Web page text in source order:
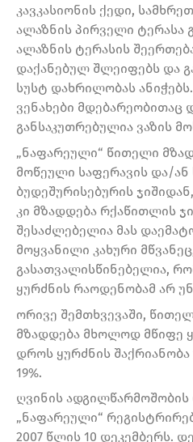
კავკასიონის ქედი,
ალაზნის პირველი ტერასა
ალაზნის ტერასის
დაქანებულ შლეიფებს და
სუსტ დახრილობას
ვენახები მდებარეობითაც
განსაკუთრებულია ვაზის
„ნაფარეული“ წითელი
მოწეული საფერავის და/ან
ბუდეშურისებურის
კი მზადდება რქაწითლის
შესაძლებელია მას
მოყვანილი კახური
გასათვალისწინებელია,
ყურძნის რაოდენობამ არ
ორივე შემთხვევაში,
მზადდება მხოლოდ მწიფე
დროს ყურძნის
19%.
ღვინის ადგილწარმოშობის
„ნაფარეული“
2007 წლის 10 დეკემბერს.